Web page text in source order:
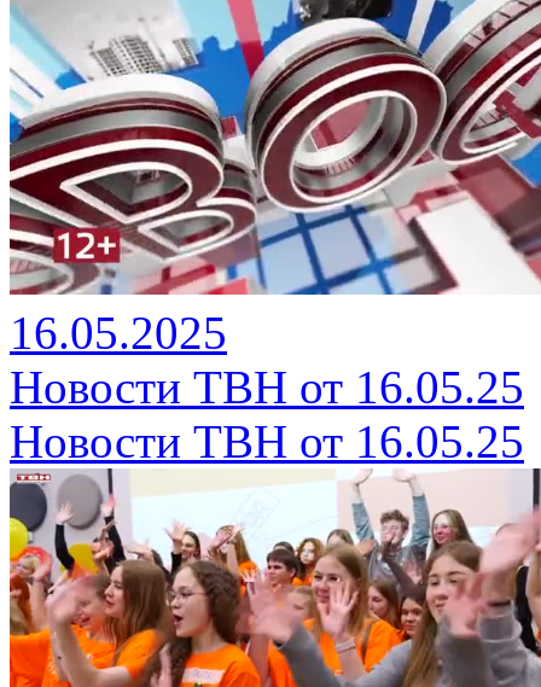
16.05.2025
Новости ТВН от 16.05.25
Новости ТВН от 16.05.25